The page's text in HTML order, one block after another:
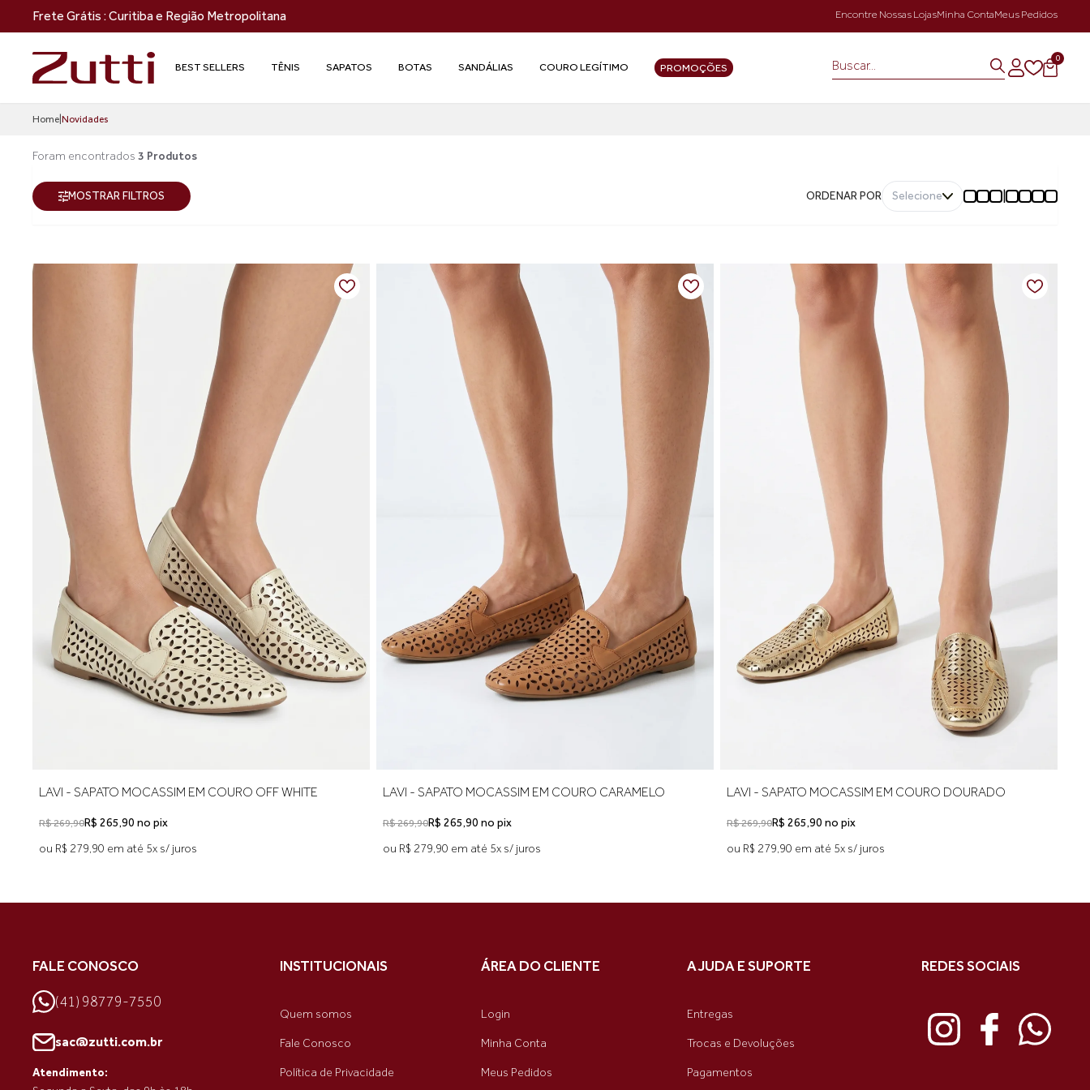
Frete Grátis : Curitiba e Região Metropolitana Encontre Nossas LojasMinha ContaMeus Pedidos
BEST SELLERS TÊNIS SAPATOS BOTAS SANDÁLIAS COURO LEGÍTIMO PROMOÇÕES
0
Home Novidades
Foram encontrados 3 Produtos
MOSTRAR FILTROS ORDENAR POR Selecione
LAVI - SAPATO MOCASSIM EM COURO OFF WHITE
R$ 269,90R$ 265,90 no pix
ou R$ 279,90 em até 5x s/ juros
LAVI - SAPATO MOCASSIM EM COURO CARAMELO
R$ 269,90R$ 265,90 no pix
ou R$ 279,90 em até 5x s/ juros
LAVI - SAPATO MOCASSIM EM COURO DOURADO
R$ 269,90R$ 265,90 no pix
ou R$ 279,90 em até 5x s/ juros
FALE CONOSCO
(41) 98779-7550
sac@zutti.com.br
Atendimento:
INSTITUCIONAIS
Quem somos
Fale Conosco
Política de Privacidade
ÁREA DO CLIENTE
Login
Minha Conta
Meus Pedidos
AJUDA E SUPORTE
Entregas
Trocas e Devoluções
Pagamentos
REDES SOCIAIS